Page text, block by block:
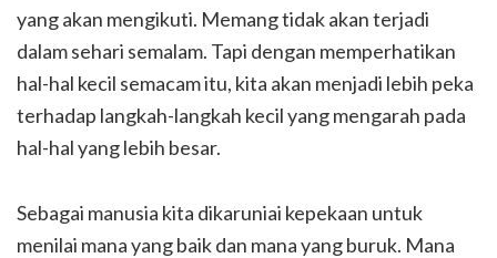
yang akan mengikuti. Memang tidak akan terjadi
dalam sehari semalam. Tapi dengan memperhatikan
hal-hal kecil semacam itu, kita akan menjadi lebih peka
terhadap langkah-langkah kecil yang mengarah pada
hal-hal yang lebih besar.
Sebagai manusia kita dikaruniai kepekaan untuk
menilai mana yang baik dan mana yang buruk. Mana